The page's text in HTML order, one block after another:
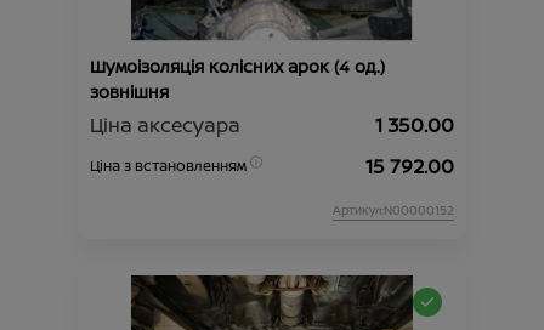
Шумоізоляція колісних арок (4 од.)
зовнішня
Ціна аксесуара 1 350.00
Ціна з встановленням 15 792.00
Артикул:N00000152